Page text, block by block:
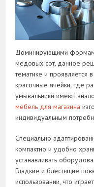
Доминирующими
медовых сот, данное
тематике и проявляется
красочные ячейки, где
умывальники имеют
мебель для магазина
индивидуальным
Специально
компактно и удобно
устанавливать
Гладкие и блестящие
использовании, что